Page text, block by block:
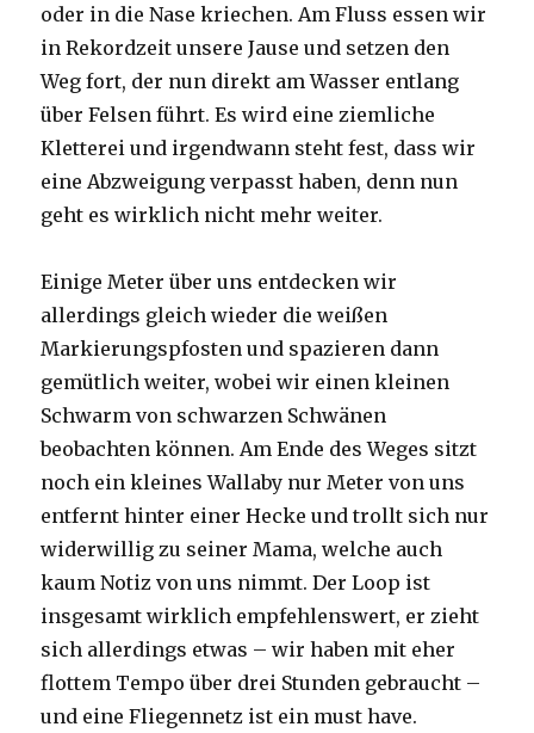
oder in die Nase kriechen. Am Fluss essen wir
in Rekordzeit unsere Jause und setzen den
Weg fort, der nun direkt am Wasser entlang
über Felsen führt. Es wird eine ziemliche
Kletterei und irgendwann steht fest, dass wir
eine Abzweigung verpasst haben, denn nun
geht es wirklich nicht mehr weiter.
Einige Meter über uns entdecken wir
allerdings gleich wieder die weißen
Markierungspfosten und spazieren dann
gemütlich weiter, wobei wir einen kleinen
Schwarm von schwarzen Schwänen
beobachten können. Am Ende des Weges sitzt
noch ein kleines Wallaby nur Meter von uns
entfernt hinter einer Hecke und trollt sich nur
widerwillig zu seiner Mama, welche auch
kaum Notiz von uns nimmt. Der Loop ist
insgesamt wirklich empfehlenswert, er zieht
sich allerdings etwas – wir haben mit eher
flottem Tempo über drei Stunden gebraucht –
und eine Fliegennetz ist ein must have.